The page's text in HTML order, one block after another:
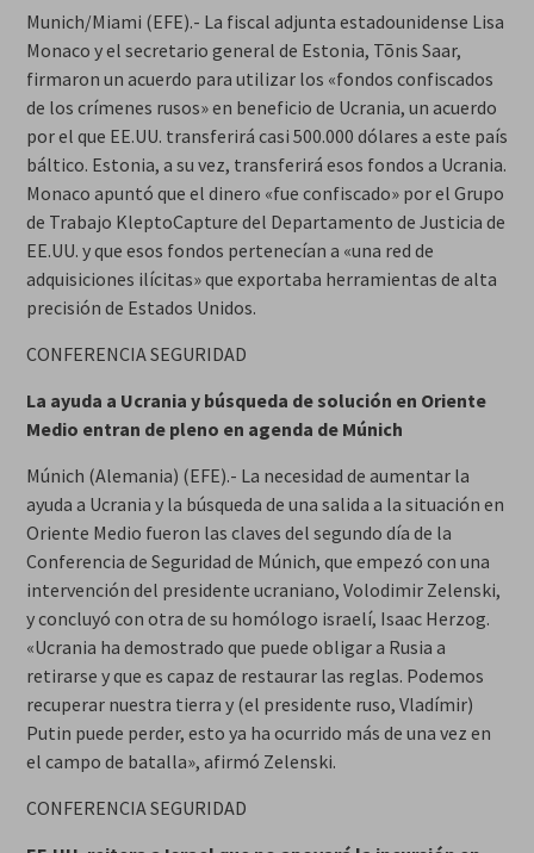
Munich/Miami (EFE).- La fiscal adjunta estadounidense Lisa
Monaco y el secretario general de Estonia, Tõnis Saar,
firmaron un acuerdo para utilizar los «fondos confiscados
de los crímenes rusos» en beneficio de Ucrania, un acuerdo
por el que EE.UU. transferirá casi 500.000 dólares a este país
báltico. Estonia, a su vez, transferirá esos fondos a Ucrania.
Monaco apuntó que el dinero «fue confiscado» por el Grupo
de Trabajo KleptoCapture del Departamento de Justicia de
EE.UU. y que esos fondos pertenecían a «una red de
adquisiciones ilícitas» que exportaba herramientas de alta
precisión de Estados Unidos.
CONFERENCIA SEGURIDAD
La ayuda a Ucrania y búsqueda de solución en Oriente
Medio entran de pleno en agenda de Múnich
Múnich (Alemania) (EFE).- La necesidad de aumentar la
ayuda a Ucrania y la búsqueda de una salida a la situación en
Oriente Medio fueron las claves del segundo día de la
Conferencia de Seguridad de Múnich, que empezó con una
intervención del presidente ucraniano, Volodimir Zelenski,
y concluyó con otra de su homólogo israelí, Isaac Herzog.
«Ucrania ha demostrado que puede obligar a Rusia a
retirarse y que es capaz de restaurar las reglas. Podemos
recuperar nuestra tierra y (el presidente ruso, Vladímir)
Putin puede perder, esto ya ha ocurrido más de una vez en
el campo de batalla», afirmó Zelenski.
CONFERENCIA SEGURIDAD